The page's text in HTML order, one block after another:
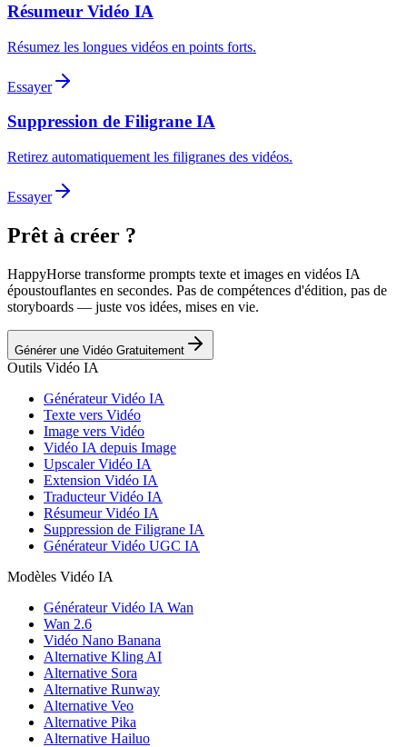
Résumeur Vidéo IA
Résumez les longues vidéos en points forts.
Essayer
Suppression de Filigrane IA
Retirez automatiquement les filigranes des vidéos.
Essayer
Prêt à créer ?
HappyHorse transforme prompts texte et images en vidéos IA
époustouflantes en secondes. Pas de compétences d'édition, pas de
storyboards — juste vos idées, mises en vie.
Générer une Vidéo Gratuitement
Outils Vidéo IA
Générateur Vidéo IA
Texte vers Vidéo
Image vers Vidéo
Vidéo IA depuis Image
Upscaler Vidéo IA
Extension Vidéo IA
Traducteur Vidéo IA
Résumeur Vidéo IA
Suppression de Filigrane IA
Générateur Vidéo UGC IA
Modèles Vidéo IA
Générateur Vidéo IA Wan
Wan 2.6
Vidéo Nano Banana
Alternative Kling AI
Alternative Sora
Alternative Runway
Alternative Veo
Alternative Pika
Alternative Hailuo